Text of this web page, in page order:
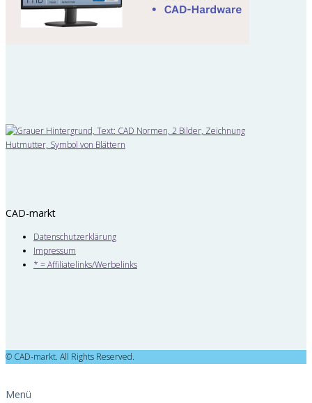
CAD-markt
Datenschutzerklärung
Impressum
* = Affiliatelinks/Werbelinks
© CAD-markt. All Rights Reserved.
Menü